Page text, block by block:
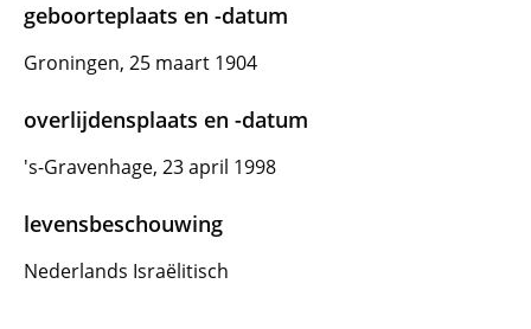
geboorteplaats en -datum
Groningen, 25 maart 1904
overlijdensplaats en -datum
's-Gravenhage, 23 april 1998
levensbeschouwing
Nederlands Israëlitisch